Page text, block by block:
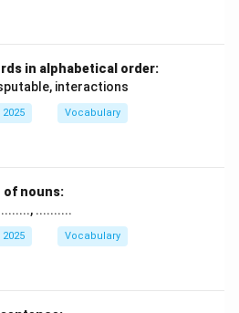
in alphabetical order:
interactions
Vocabulary
of nouns:
..........
Vocabulary